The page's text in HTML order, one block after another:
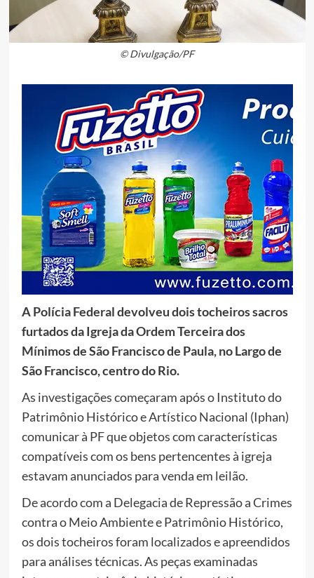
© Divulgação/PF
A Polícia Federal devolveu dois tocheiros sacros
furtados da Igreja da Ordem Terceira dos
Mínimos de São Francisco de Paula, no Largo de
São Francisco, centro do Rio.
As investigações começaram após o Instituto do
Patrimônio Histórico e Artístico Nacional (Iphan)
comunicar à PF que objetos com características
compatíveis com os bens pertencentes à igreja
estavam anunciados para venda em leilão.
De acordo com a Delegacia de Repressão a Crimes
contra o Meio Ambiente e Patrimônio Histórico,
os dois tocheiros foram localizados e apreendidos
para análises técnicas. As peças examinadas